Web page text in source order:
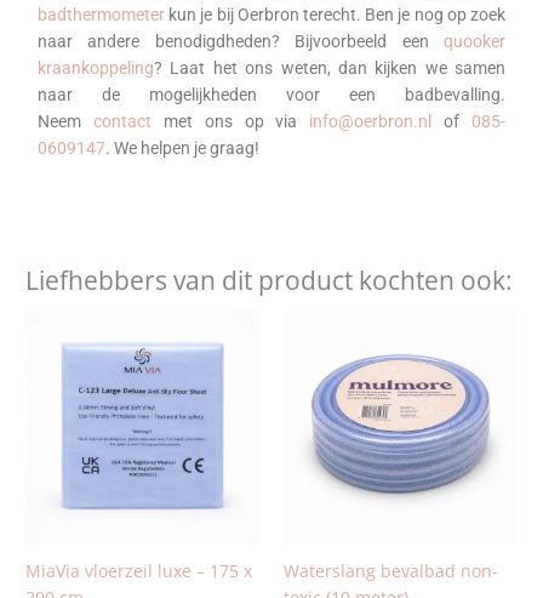
badthermometer kun je bij Oerbron terecht. Ben je nog op zoek
naar andere benodigdheden? Bijvoorbeeld een quooker
kraankoppeling? Laat het ons weten, dan kijken we samen
naar de mogelijkheden voor een badbevalling.
Neem contact met ons op via info@oerbron.nl of 085-
0609147. We helpen je graag!
Liefhebbers van dit product kochten ook:
MiaVia vloerzeil luxe – 175 x
Waterslang bevalbad non-
heeft
meerdere
variaties.
Deze
optie
worden